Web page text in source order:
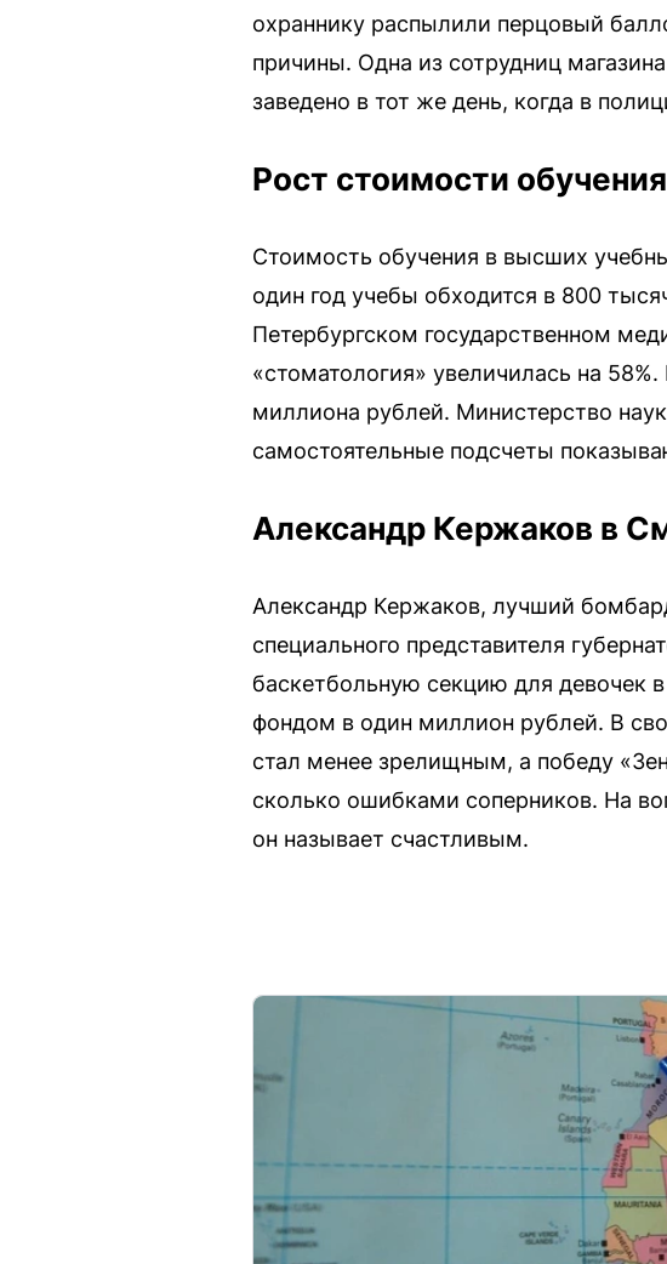
охраннику распылили перцовый
причины. Одна из сотрудниц
заведено в тот же день, когда в
Рост стоимости обучения
Стоимость обучения в высших
один год учебы обходится в 800
Петербургском государственном
«стоматология» увеличилась на
миллиона рублей. Министерство
самостоятельные подсчеты
Александр Кержаков в
Александр Кержаков, лучший
специального представителя
баскетбольную секцию для девочек
фондом в один миллион рублей. В
стал менее зрелищным, а победу
сколько ошибками соперников. На
он называет счастливым.